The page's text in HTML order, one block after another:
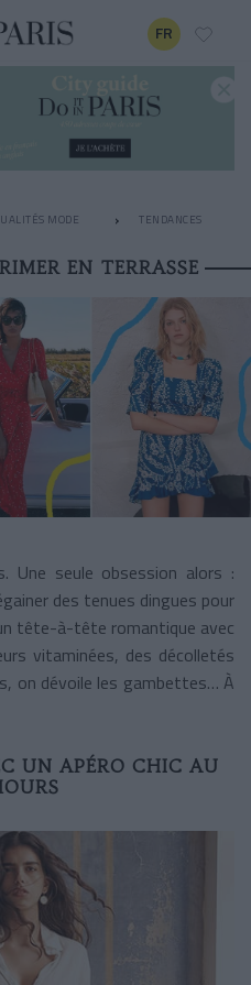
FR
MODE TENDANCES
EN TERRASSE
Une seule obsession alors :
des tenues dingues pour
tête-à-tête romantique avec
vitaminées, des décolletés
on dévoile les gambettes… À
UN APÉRO CHIC AU